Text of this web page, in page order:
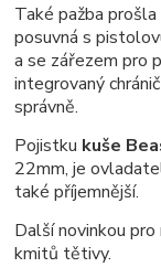
Také pažba
posuvná s
a se zářezem pro
integrovaný
správně.
Pojistku kuše
22mm, je
také příjemnější.
Další novinkou
kmitů tětivy.